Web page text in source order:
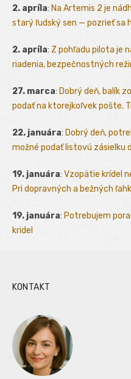
2. apríla: Na Artemis 2 je
starý ľudský sen — pozrieť sa
2. apríla: Z pohľadu pilota je
riadenia, bezpečnostných
27. marca: Dobrý deň, balík
podať na ktorejkoľvek pošte.
22. januára: Dobrý deň,
možné podať listovú zásielku
19. januára: Vzopätie krídel
Pri dopravných a bežných
19. januára: Potrebujem
kridel
KONTAKT